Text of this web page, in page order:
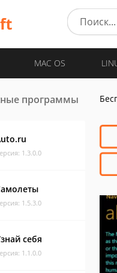
MAC OS
программы
1.3.0.0
1.5.3.0
себя
1.1.0.0